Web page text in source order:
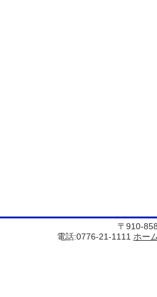
〒910-
電話:0776-21-1111 ホー